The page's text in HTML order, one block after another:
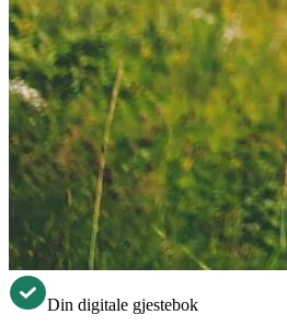
Din digitale gjestebok